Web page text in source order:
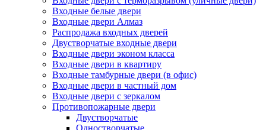
Входные белые двери
Входные двери Алмаз
Распродажа входных дверей
Двустворчатые входные двери
Входные двери эконом класса
Входные двери в квартиру
Входные тамбурные двери (в офис)
Входные двери в частный дом
Входные двери с зеркалом
Противопожарные двери
Двустворчатые
Одностворчатые